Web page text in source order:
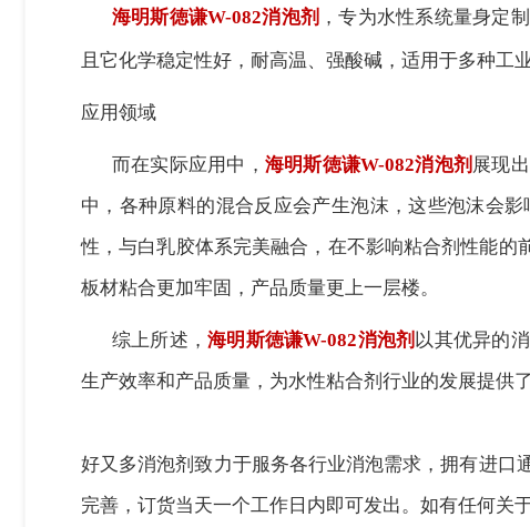
海明斯徳谦W-082消泡剂 ，专为水性系统量身定
且它化学稳定性好，耐高温、强酸碱，适用于多种工
应用领域
而在实际应用中， 海明斯徳谦W-082消泡剂 展现
中，各种原料的混合反应会产生泡沫，这些泡沫会
性，与白乳胶体系完美融合，在不影响粘合剂性能的
板材粘合更加牢固，产品质量更上一层楼。
综上所述，海明斯徳谦W-082消泡剂 以其优异的
生产效率和产品质量，为水性粘合剂行业的发展提供
好又多消泡剂致力于服务各行业消泡需求，拥有进口
完善，订货当天一个工作日内即可发出。如有任何关